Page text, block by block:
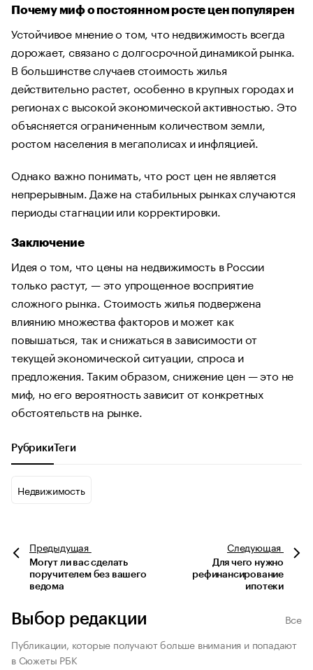
Почему миф о постоянном росте цен популярен
Устойчивое мнение о том, что недвижимость всегда
дорожает, связано с долгосрочной динамикой рынка.
В большинстве случаев стоимость жилья
действительно растет, особенно в крупных городах и
регионах с высокой экономической активностью. Это
объясняется ограниченным количеством земли,
ростом населения в мегаполисах и инфляцией.
Однако важно понимать, что рост цен не является
непрерывным. Даже на стабильных рынках случаются
периоды стагнации или корректировки.
Заключение
Идея о том, что цены на недвижимость в России
только растут, — это упрощенное восприятие
сложного рынка. Стоимость жилья подвержена
влиянию множества факторов и может как
повышаться, так и снижаться в зависимости от
текущей экономической ситуации, спроса и
предложения. Таким образом, снижение цен — это не
миф, но его вероятность зависит от конкретных
обстоятельств на рынке.
Рубрики Теги
Недвижимость
Предыдущая
Могут ли вас сделать
поручителем без вашего
ведома
Следующая
Для чего нужно
рефинансирование
ипотеки
Выбор редакции
Все
Публикации, которые получают больше внимания и попадают
в Сюжеты РБК